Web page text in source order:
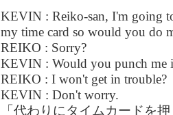
KEVIN : Reiko-san, I'm going
my time card so would you do
REIKO : Sorry?
KEVIN : Would you punch me
REIKO : I won't get in trouble?
KEVIN : Don't worry.
「代わりにタイムカードを